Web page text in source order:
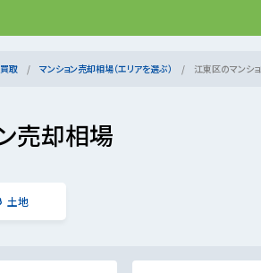
取 マンション売却相場（エリアを選ぶ） 江東区のマンシ
売却相場
土地